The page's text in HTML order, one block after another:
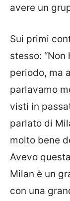
avere un
Sui primi
stesso:
periodo, ma
parlavamo
visti in
parlato di
molto bene
Avevo
Milan è un
con una